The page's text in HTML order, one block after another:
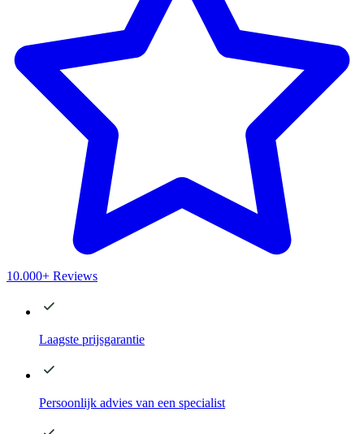
10.000+ Reviews
Laagste prijsgarantie
Persoonlijk advies van een specialist